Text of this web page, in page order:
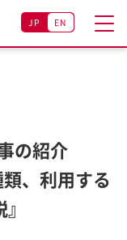
JP EN
の紹介
、利用する